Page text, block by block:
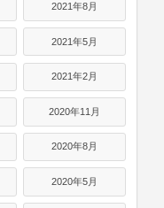
2021年8月
2021年5月
2021年2月
2020年11月
2020年8月
2020年5月